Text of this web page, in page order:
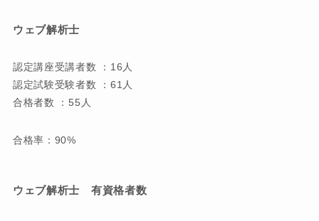
ウェブ解析士
認定講座受講者数 ：16人
認定試験受験者数 ：61人
合格者数 ：55人
合格率：90%
ウェブ解析士 有資格者数